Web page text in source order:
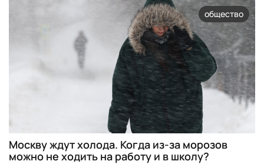
общество
Москву ждут холода. Когда из-за морозов
можно не ходить на работу и в школу?